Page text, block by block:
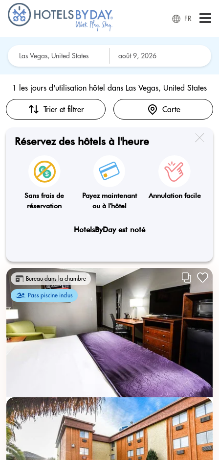
FR
1 les jours d'utilisation hôtel dans Las Vegas, United States
Trier et filtrer Carte
Réservez des hôtels à l'heure
Sans frais de
réservation
Payez maintenant
ou à l'hôtel
Annulation facile
HotelsByDay est noté
Bureau dans la chambre
Pass piscine inclus